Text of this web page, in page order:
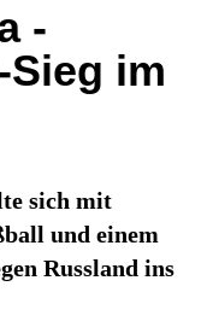
-
im
sich mit
und einem
Russland ins